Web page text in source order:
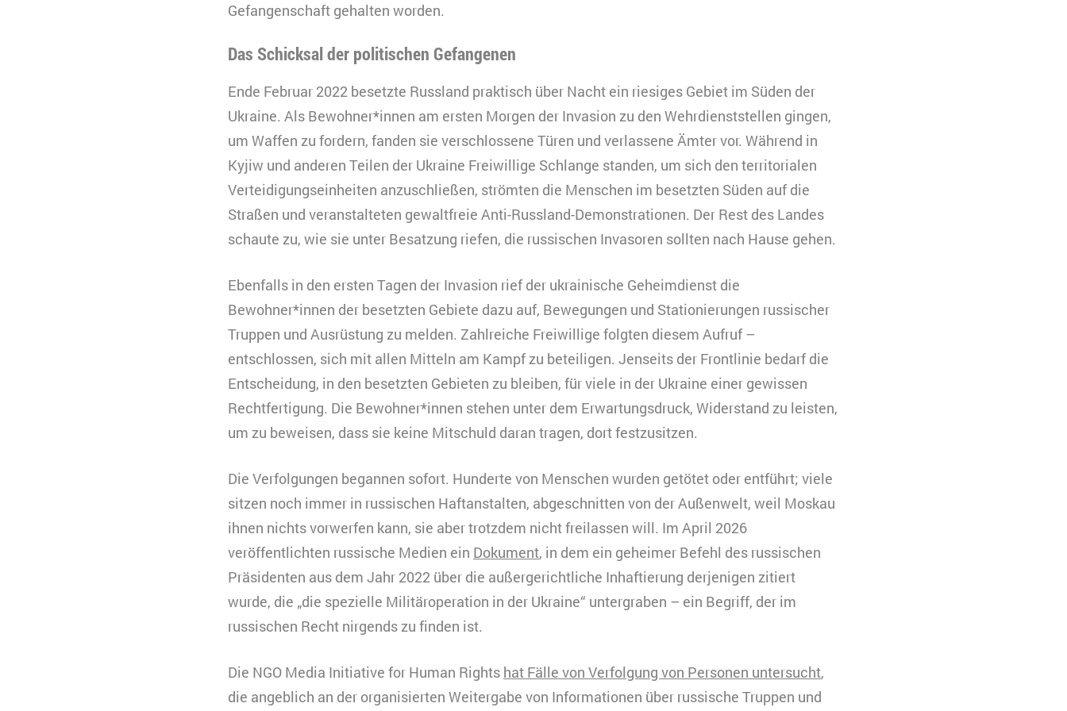
Gefangenschaft gehalten worden.
Das Schicksal der politischen Gefangenen
Ende Februar 2022 besetzte Russland praktisch über Nacht ein riesiges Gebiet im Süden der
Ukraine. Als Bewohner*innen am ersten Morgen der Invasion zu den Wehrdienststellen gingen,
um Waffen zu fordern, fanden sie verschlossene Türen und verlassene Ämter vor. Während in
Kyjiw und anderen Teilen der Ukraine Freiwillige Schlange standen, um sich den territorialen
Verteidigungseinheiten anzuschließen, strömten die Menschen im besetzten Süden auf die
Straßen und veranstalteten gewaltfreie Anti-Russland-Demonstrationen. Der Rest des Landes
schaute zu, wie sie unter Besatzung riefen, die russischen Invasoren sollten nach Hause gehen.
Ebenfalls in den ersten Tagen der Invasion rief der ukrainische Geheimdienst die
Bewohner*innen der besetzten Gebiete dazu auf, Bewegungen und Stationierungen russischer
Truppen und Ausrüstung zu melden. Zahlreiche Freiwillige folgten diesem Aufruf –
entschlossen, sich mit allen Mitteln am Kampf zu beteiligen. Jenseits der Frontlinie bedarf die
Entscheidung, in den besetzten Gebieten zu bleiben, für viele in der Ukraine einer gewissen
Rechtfertigung. Die Bewohner*innen stehen unter dem Erwartungsdruck, Widerstand zu leisten,
um zu beweisen, dass sie keine Mitschuld daran tragen, dort festzusitzen.
Die Verfolgungen begannen sofort. Hunderte von Menschen wurden getötet oder entführt; viele
sitzen noch immer in russischen Haftanstalten, abgeschnitten von der Außenwelt, weil Moskau
ihnen nichts vorwerfen kann, sie aber trotzdem nicht freilassen will. Im April 2026
veröffentlichten russische Medien ein Dokument, in dem ein geheimer Befehl des russischen
Präsidenten aus dem Jahr 2022 über die außergerichtliche Inhaftierung derjenigen zitiert
wurde, die „die spezielle Militäroperation in der Ukraine“ untergraben – ein Begriff, der im
russischen Recht nirgends zu finden ist.
Die NGO Media Initiative for Human Rights hat Fälle von Verfolgung von Personen untersucht,
die angeblich an der organisierten Weitergabe von Informationen über russische Truppen und
Zweck
Kurzzeitiges Cookie, um vorübergehende Daten des Besuchs zu
speichern.
Ablauf
30 Minuten
Anbieter
Matomo
Cookies gesetzt, und Daten in die USA transferiert, was Ihre Zustimmung
Ablauf
keine
Typ
Verbindung
Anbieter
YouTube